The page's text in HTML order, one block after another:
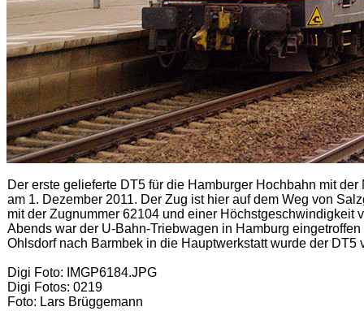
Der erste gelieferte DT5 für die Hamburger Hochbahn mit
am 1. Dezember 2011. Der Zug ist hier auf dem Weg von
mit der Zugnummer 62104 und einer
Abends war der U-Bahn-Triebwagen in Hamburg
Ohlsdorf nach Barmbek in die Hauptwerkstatt wurde der DT5
Digi Foto: IMGP6184.JPG
Digi Fotos: 0219
Foto: Lars Brüggemann